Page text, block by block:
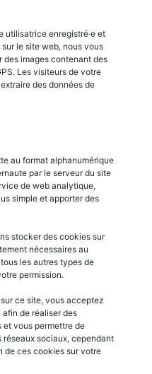
utilisatrice enregistré·e et
le site web, nous vous
des images contenant des
Les visiteurs de votre
des données de
au format alphanumérique
par le serveur du site
de web analytique,
simple et apporter des
stocker des cookies sur
nécessaires au
les autres types de
permission.
ce site, vous acceptez
afin de réaliser des
vous permettre de
réseaux sociaux, cependant
de ces cookies sur votre